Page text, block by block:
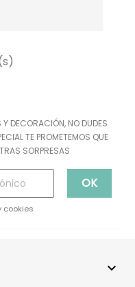
Y DECORACIÓN, NO DUDES
TE PROMETEMOS QUE
SORPRESAS
cookies
